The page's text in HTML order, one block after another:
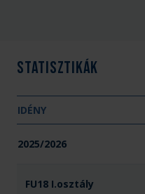
Statisztikák
IDÉNY
2025/2026
FU18 I.osztály